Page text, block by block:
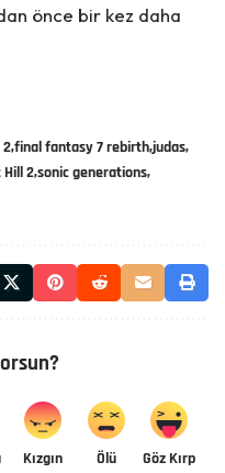
önce bir kez daha
2final fantasy 7 rebirthjudas
2sonic generations
Kızgın Ölü Göz Kırp